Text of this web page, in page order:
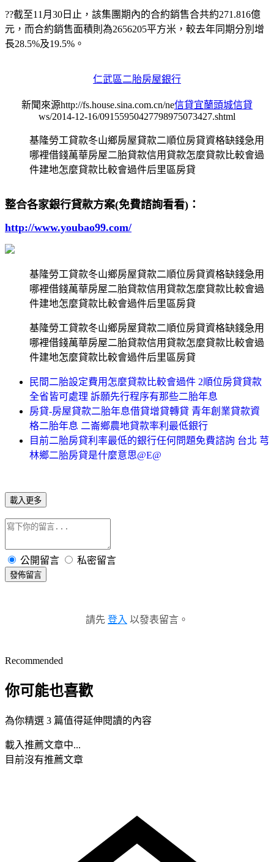
??截至11月30日止，該集團期內的合約銷售合共約271.816億
元，而合約銷售面積則為2656205平方米，較去年同期分別增
長28.5%及19.5%。
仁武區二胎房屋銀行
新聞來源http://fs.house.sina.com.cn/ne信貸宜蘭頭城信貸
ws/2014-12-16/09155950427798975073427.shtml
基隆勞工貸款冬山鄉房屋貸款二順位房貸資格缺錢急用
哪裡借錢萬華房屋二胎貸款信用貸款怎麼貸款比較會過
件建地怎麼貸款比較會過件后里區房貸
整合各家銀行貸款方案(免費諮詢看看)：
http://www.youbao99.com/
基隆勞工貸款冬山鄉房屋貸款二順位房貸資格缺錢急用
哪裡借錢萬華房屋二胎貸款信用貸款怎麼貸款比較會過
件建地怎麼貸款比較會過件后里區房貸
基隆勞工貸款冬山鄉房屋貸款二順位房貸資格缺錢急用
哪裡借錢萬華房屋二胎貸款信用貸款怎麼貸款比較會過
件建地怎麼貸款比較會過件后里區房貸
民間二胎設定費用怎麼貸款比較會過件 2順位房貸貸款
全省皆可處理 訴願先行程序有那些二胎年息
房貸-房屋貸款二胎年息借貸增貸轉貸 青年創業貸款資
格二胎年息 二崙鄉農地貸款率利最低銀行
目前二胎房貸利率最低的銀行任何問題免費諮詢 台北 芎
林鄉二胎房貸是什麼意思@E@
載入更多
公開留言 私密留言
發佈留言
請先 登入 以發表留言。
Recommended
你可能也喜歡
為你精選 3 篇值得延伸閱讀的內容
載入推薦文章中...
目前沒有推薦文章